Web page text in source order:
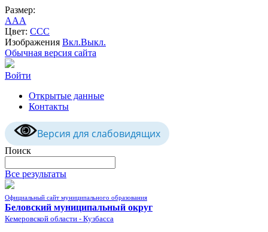
Размер:
AAA
Цвет: CCC
Изображения Вкл.Выкл.
Обычная версия сайта
Войти
Открытые данные
Контакты
Версия для слабовидящих
Поиск
Все результаты
Официальный сайт муниципального образования
Беловский муниципальный округ
Кемеровской области - Кузбасса